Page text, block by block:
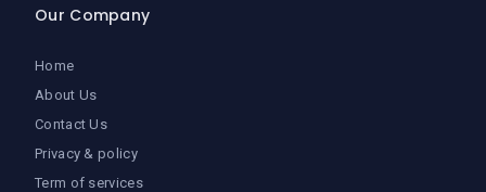
Our Company
Home
About Us
Contact Us
Privacy & policy
Term of services